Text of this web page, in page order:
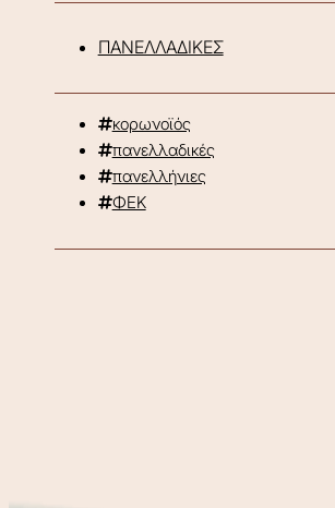
ΠΑΝΕΛΛΑΔΙΚΕΣ
κορωνοϊός
πανελλαδικές
πανελλήνιες
ΦΕΚ